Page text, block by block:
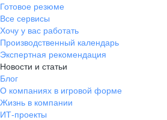
Готовое резюме
Все сервисы
Хочу у вас работать
Производственный календарь
Экспертная рекомендация
Новости и статьи
Блог
О компаниях в игровой форме
Жизнь в компании
ИТ-проекты